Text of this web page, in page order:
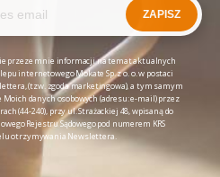
ZAPISZ
przeze mnie informacji na temat aktualnych
internetowego Mokate Sp. z o. o. w postaci
(tzw. zgoda marketingowa), a tym samym
danych osobowych (adresu: e-mail) przez
(44-240), przy ul. Strażackiej 48, wpisaną do
Rejestru Sądowego pod numerem KRS
otrzymywania Newslettera.